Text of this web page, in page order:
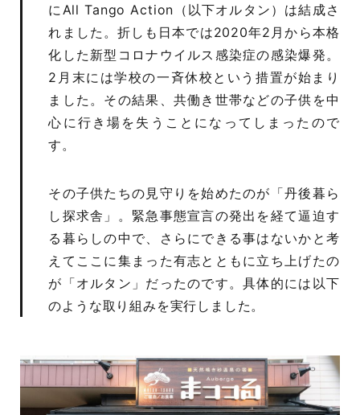
にAll Tango Action（以下オルタン）は結成さ
れました。折しも日本では2020年2月から本格
化した新型コロナウイルス感染症の感染爆発。
2月末には学校の一斉休校という措置が始まり
ました。その結果、共働き世帯などの子供を中
心に行き場を失うことになってしまったので
す。
その子供たちの見守りを始めたのが「丹後暮ら
し探求舎」。緊急事態宣言の発出を経て逼迫す
る暮らしの中で、さらにできる事はないかと考
えてここに集まった有志とともに立ち上げたの
が「オルタン」だったのです。具体的には以下
のような取り組みを実行しました。